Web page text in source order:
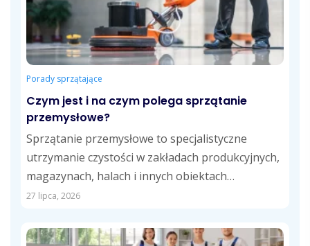
Porady sprzątające
Czym jest i na czym polega sprzątanie
przemysłowe?
Sprzątanie przemysłowe to specjalistyczne
utrzymanie czystości w zakładach produkcyjnych,
magazynach, halach i innych obiektach
przemysłowych. Obejmuje usuwanie pyłów,
27 lipca, 2026